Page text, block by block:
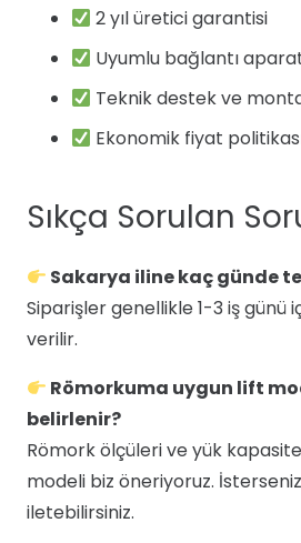
2 yıl üretici garantisi
Uyumlu bağlantı
Teknik destek ve
Ekonomik fiyat
Sıkça Sorulan
Sakarya iline kaç günde
Siparişler genellikle 1-3 iş günü
verilir.
Römorkuma uygun lift
belirlenir?
Römork ölçüleri ve yük
modeli biz öneriyoruz.
iletebilirsiniz.